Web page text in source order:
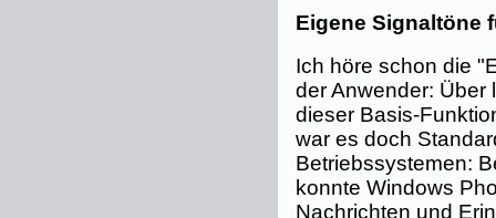
Eigene Signaltöne
Ich höre schon die
der Anwender: Über
dieser Basis-
war es doch
Betriebssystemen:
konnte Windows
Nachrichten und